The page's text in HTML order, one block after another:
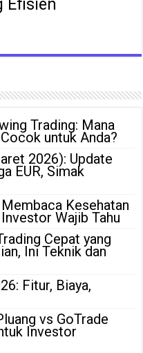
Trading: Mana
untuk Anda?
2026): Update
EUR, Simak
Kesehatan
Wajib Tahu
Cepat yang
Ini Teknik dan
Fitur, Biaya,
vs GoTrade
Investor